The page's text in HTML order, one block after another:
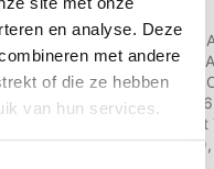
en analyse. Deze
met andere
of die ze hebben
van hun services.
NFR 15-601,ASTM D3306
6580,Case New Holland
M97B44-D, GM 6277M
07.892, Liebherr MD1-
,VW TL-774 D (G12)